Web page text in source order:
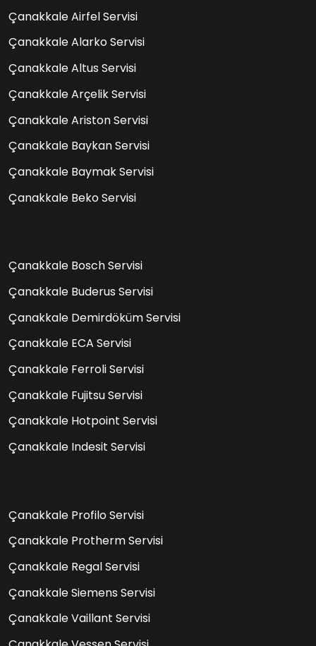
Çanakkale Airfel Servisi
Çanakkale Alarko Servisi
Çanakkale Altus Servisi
Çanakkale Arçelik Servisi
Çanakkale Ariston Servisi
Çanakkale Baykan Servisi
Çanakkale Baymak Servisi
Çanakkale Beko Servisi
Çanakkale Bosch Servisi
Çanakkale Buderus Servisi
Çanakkale Demirdöküm Servisi
Çanakkale ECA Servisi
Çanakkale Ferroli Servisi
Çanakkale Fujitsu Servisi
Çanakkale Hotpoint Servisi
Çanakkale Indesit Servisi
Çanakkale Profilo Servisi
Çanakkale Protherm Servisi
Çanakkale Regal Servisi
Çanakkale Siemens Servisi
Çanakkale Vaillant Servisi